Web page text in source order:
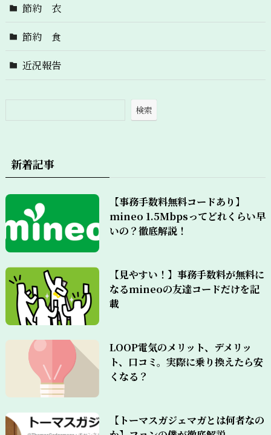
節約 衣
節約 食
近況報告
検索
新着記事
【事務手数料無料コードあり】
mineo 1.5Mbpsってどれくらい早
いの？徹底解説！
【見やすい！】事務手数料が無料に
なるmineoの友達コードだけを記
載
LOOP電気のメリット、デメリッ
ト、口コミ。実際に乗り換えたら安
くなる？
【トーマスガジェマガとは何者なの